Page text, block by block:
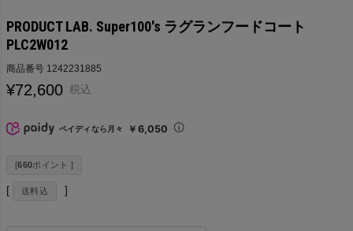
PRODUCT LAB. Super100's ラグランフードコート
PLC2W012
商品番号 1242231885
¥72,600 税込
ペイディなら月々 ￥6,050
[660ポイント ]
送料込